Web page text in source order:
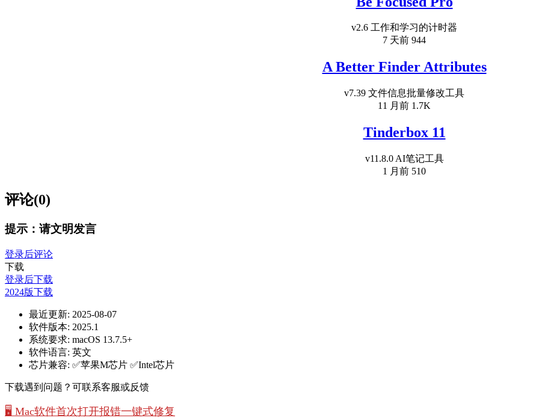
v2.6 工作和学习的计时器
7 天前 944
A Better Finder Attributes
v7.39 文件信息批量修改工具
11 月前 1.7K
Tinderbox 11
v11.8.0 AI笔记工具
1 月前 510
评论(0)
提示：请文明发言
登录后评论
下载
登录后下载
2024版下载
最近更新: 2025-08-07
软件版本: 2025.1
系统要求: macOS 13.7.5+
软件语言: 英文
芯片兼容: ✅苹果M芯片 ✅Intel芯片
下载遇到问题？可联系客服或反馈
🖥️ Mac软件首次打开报错一键式修复